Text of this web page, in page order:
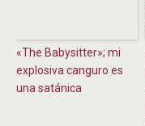
«The Babysitter»; mi
explosiva canguro es
una satánica